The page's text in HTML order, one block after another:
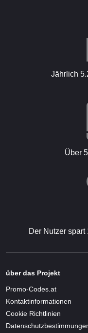
Jährlich
Über
Der Nutzer
über das Projekt
Promo-Codes.at
Kontaktinformationen
Cookie Richtlinien